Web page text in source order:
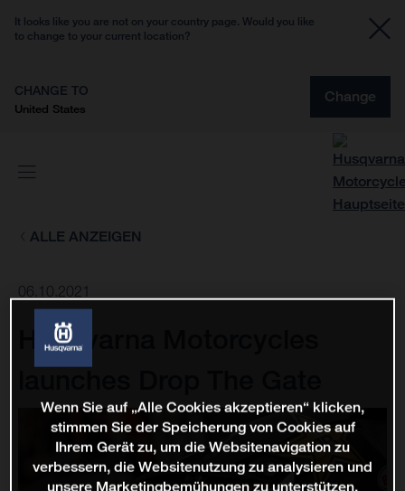
It looks like you are not on your country page. Would you like
to change to your current location?
CHANGE TO
United States
Change
ALLE ANZEIGEN
06.10.2021
Husqvarna Motorcycles
Wenn Sie auf „Alle Cookies akzeptieren“ klicken,
stimmen Sie der Speicherung von Cookies auf
Ihrem Gerät zu, um die Websitenavigation zu
verbessern, die Websitenutzung zu analysieren und
unsere Marketingbemühungen zu unterstützen.